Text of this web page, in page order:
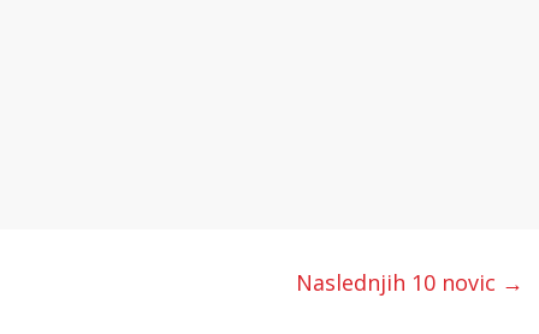
Naslednjih 10 novic →